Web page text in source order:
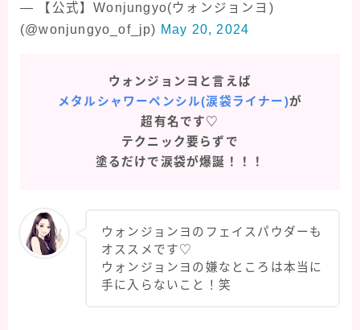
— 【公式】Wonjungyo(ウォンジョンヨ)
(@wonjungyo_of_jp) May 20, 2024
ウォンジョンヨと言えば
メタルシャワーペンシル(涙袋ライナー)が
超有名です♡
テクニック要らずで
塗るだけで涙袋が爆誕！！！
ウォンジョンヨのフェイスパウダーも
オススメです♡
ウォンジョンヨの嫌なところは本当に
手に入らないこと！笑